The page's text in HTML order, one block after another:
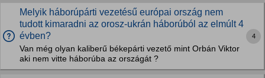
Melyik háborúpárti vezetésű európai ország nem
tudott kimaradni az orosz-ukrán háborúból az elmúlt 4
évben?
Van még olyan kaliberű békepárti vezető mint Orbán Viktor
aki nem vitte háborúba az országát ?
4